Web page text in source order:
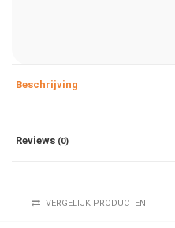
Beschrijving
Reviews (0)
VERGELIJK PRODUCTEN